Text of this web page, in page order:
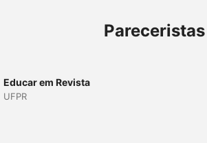
Pareceristas
Educar em Revista
UFPR